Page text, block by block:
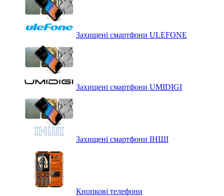
Захищені смартфони ULEFONE
Захищені смартфони UMIDIGI
Захищені смартфони ІНШІ
Кнопкові телефони